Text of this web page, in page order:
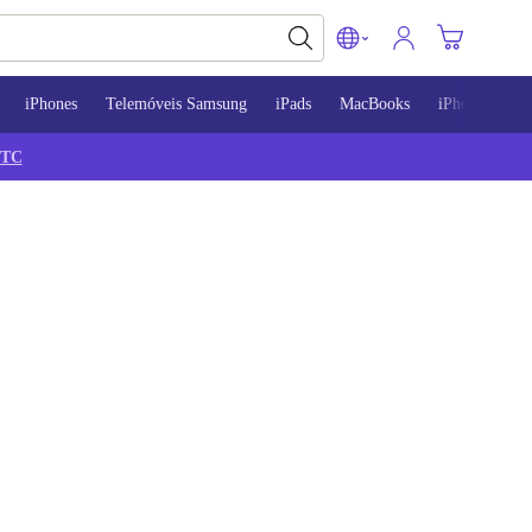
iPhones Telemóveis Samsung iPads MacBooks iPhone 13
TC